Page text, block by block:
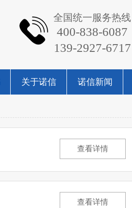
全国统一服务热线
400-838-6087
139-2927-6717
关于诺信 诺信新闻
查看详情
查看详情